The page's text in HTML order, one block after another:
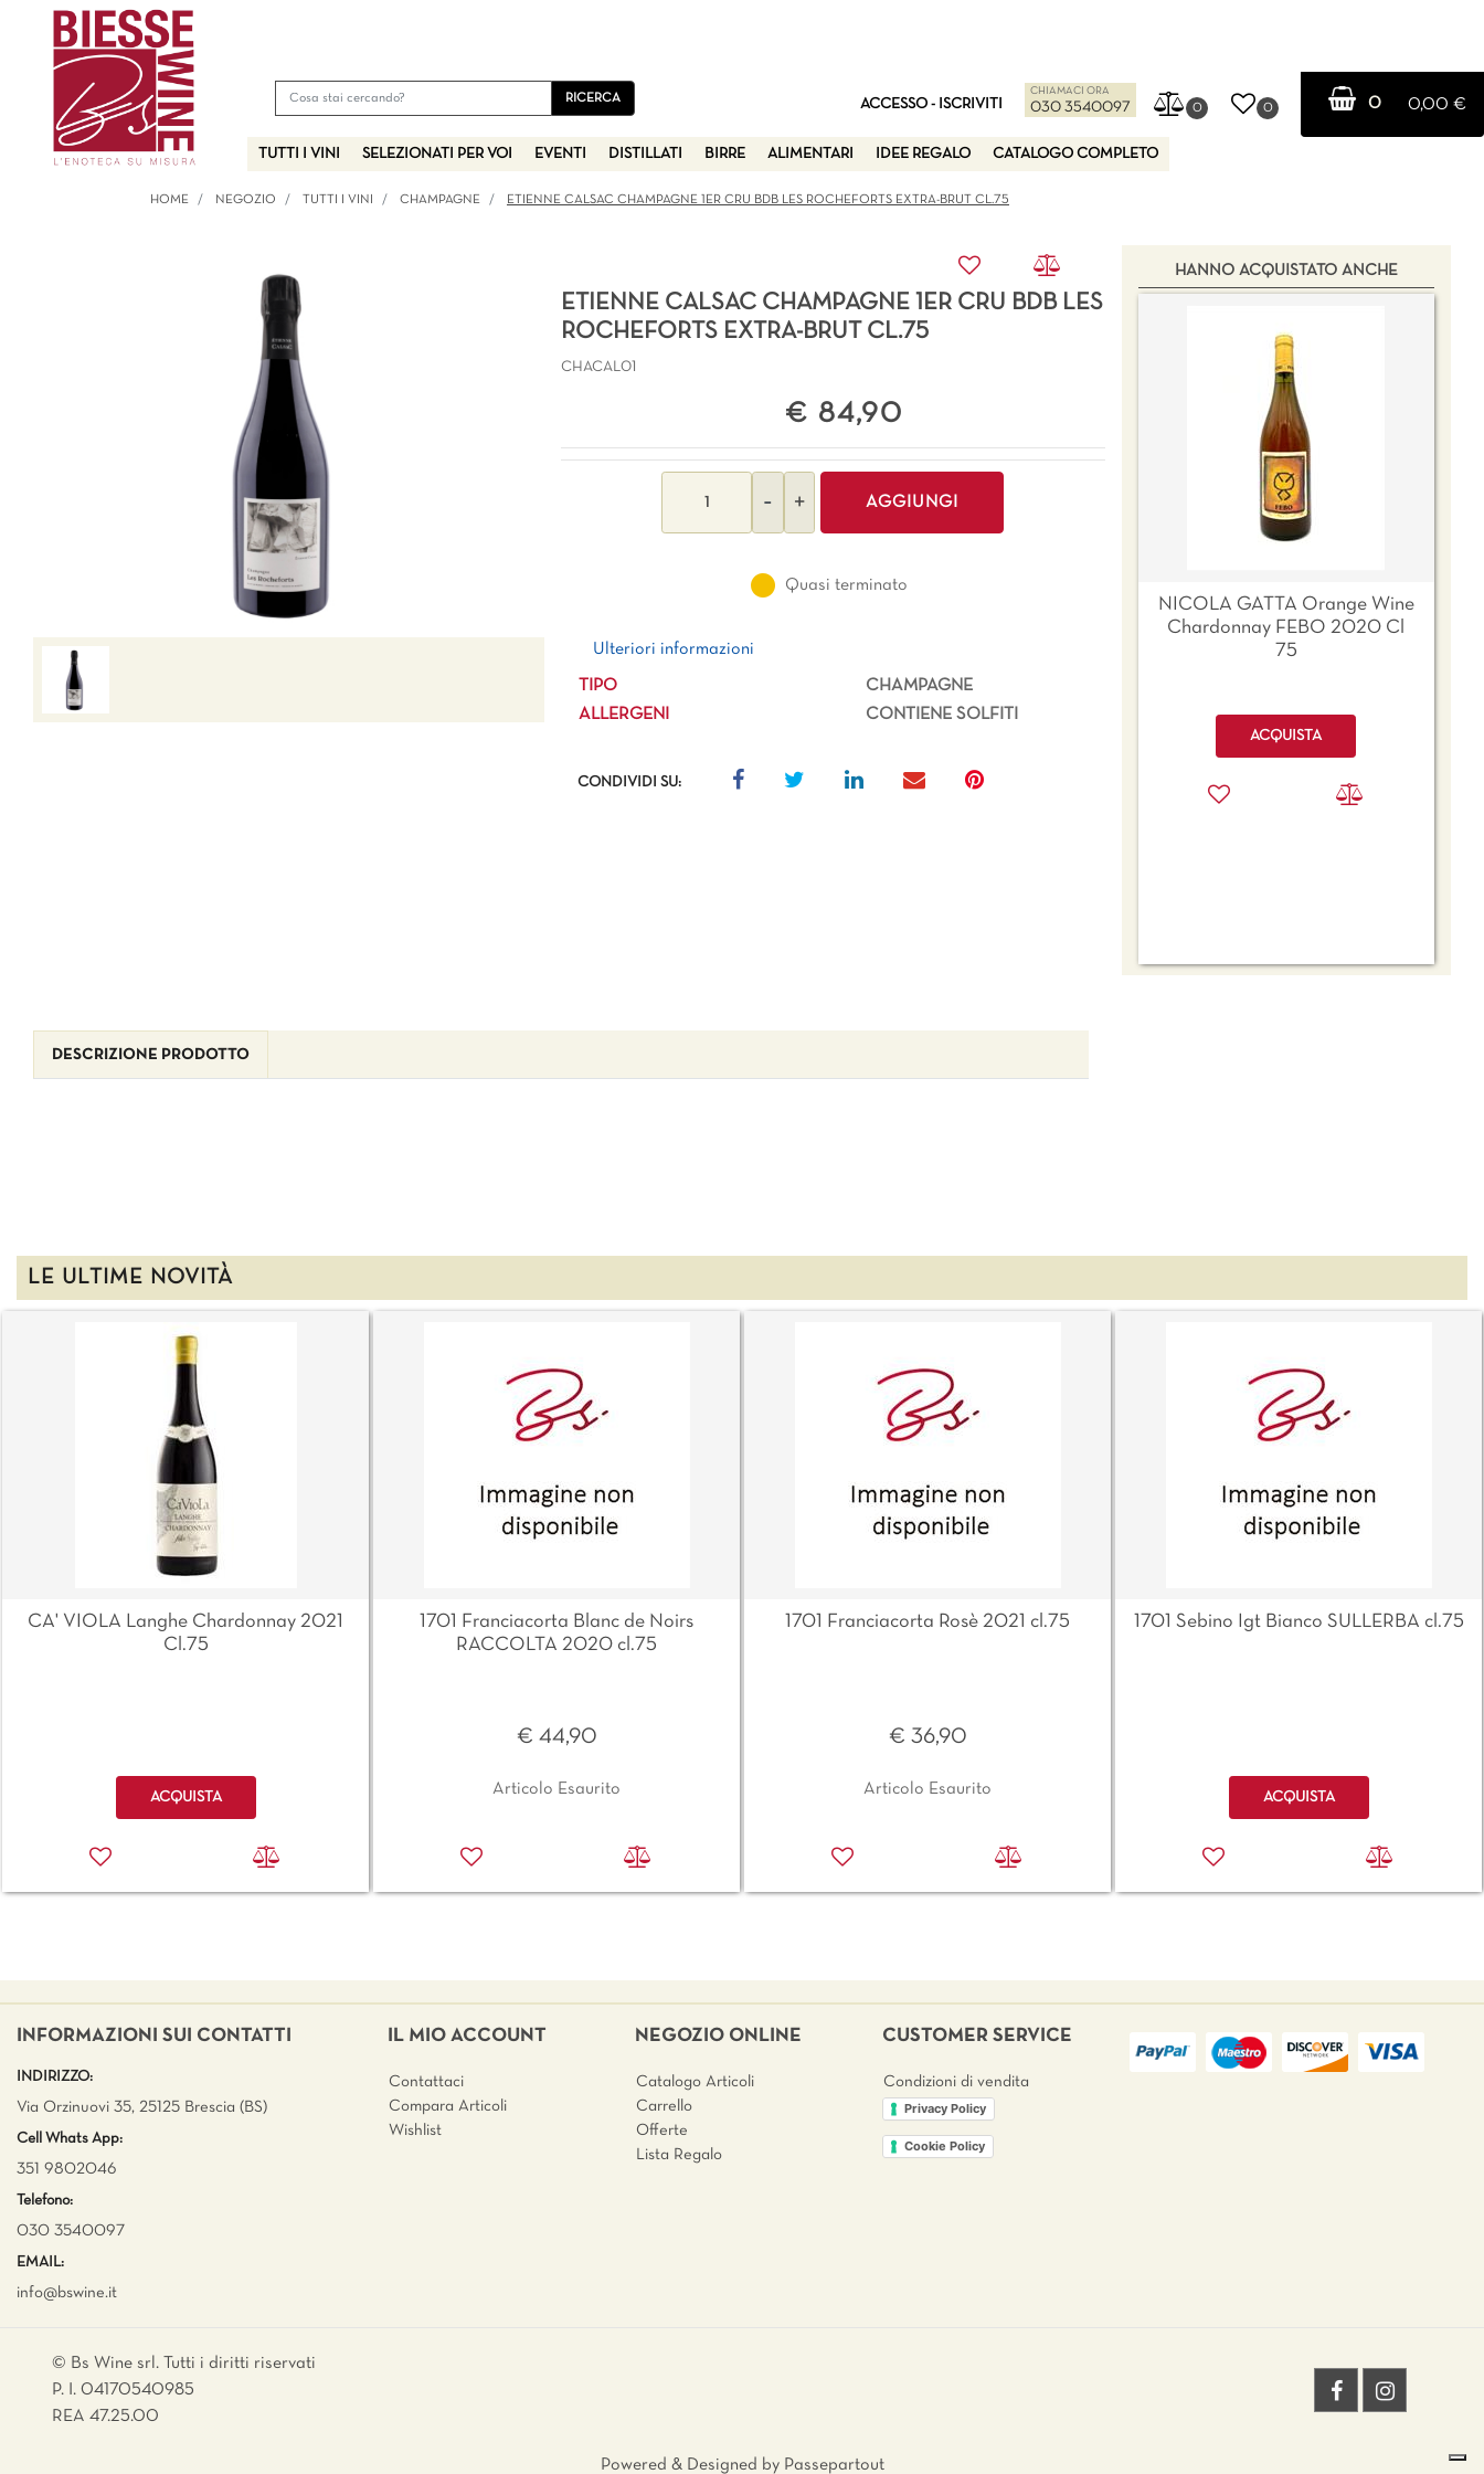
ACCESSO - ISCRIVITI
CHIAMACI ORA
030 3540097 0 0 0 0,00 €
TUTTI I VINI SELEZIONATI PER VOI EVENTI DISTILLATI BIRRE ALIMENTARI IDEE REGALO CATALOGO COMPLETO
HOME NEGOZIO TUTTI I VINI CHAMPAGNE ETIENNE CALSAC CHAMPAGNE 1ER CRU BDB LES ROCHEFORTS EXTRA-BRUT CL.75
ETIENNE CALSAC CHAMPAGNE 1ER CRU BDB LES
ROCHEFORTS EXTRA-BRUT CL.75
CHACAL01
€ 84,90
AGGIUNGI
Quasi terminato
Ulteriori informazioni
Ulteriori informazioni
TIPO
CHAMPAGNE
ALLERGENI
CONTIENE SOLFITI
CONDIVIDI SU:
HANNO ACQUISTATO ANCHE
NICOLA GATTA Orange Wine
Chardonnay FEBO 2020 Cl
75
Quantità
ACQUISTA
DESCRIZIONE PRODOTTO
LE ULTIME NOVITÀ
CA' VIOLA Langhe Chardonnay 2021
Cl.75
Quantità
ACQUISTA
1701 Franciacorta Blanc de Noirs
RACCOLTA 2020 cl.75
€ 44,90
Articolo Esaurito
1701 Franciacorta Rosè 2021 cl.75
€ 36,90
Articolo Esaurito
1701 Sebino Igt Bianco SULLERBA cl.75
Quantità
ACQUISTA
INFORMAZIONI SUI CONTATTI
INDIRIZZO:
Via Orzinuovi 35, 25125 Brescia (BS)
Cell Whats App:
351 9802046
Telefono:
030 3540097
EMAIL:
info@bswine.it
IL MIO ACCOUNT
Contattaci
Compara Articoli
Wishlist
NEGOZIO ONLINE
Catalogo Articoli
Carrello
Offerte
Lista Regalo
CUSTOMER SERVICE
Condizioni di vendita
Privacy Policy
Cookie Policy
© Bs Wine srl. Tutti i diritti riservati
P. I. 04170540985
REA 47.25.00
Powered & Designed by Passepartout